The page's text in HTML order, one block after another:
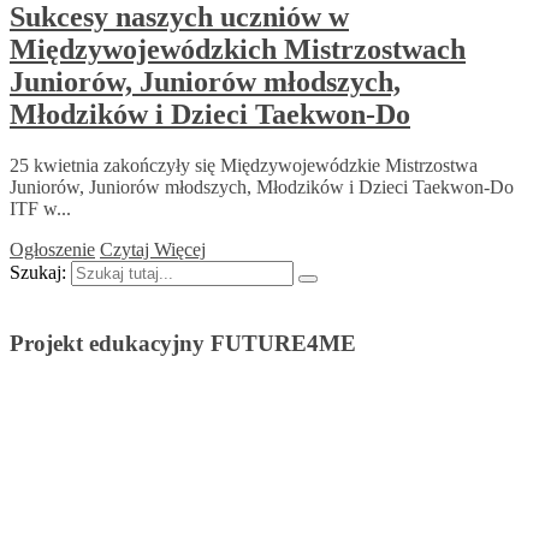
Sukcesy naszych uczniów w
Międzywojewódzkich Mistrzostwach
Juniorów, Juniorów młodszych,
Młodzików i Dzieci Taekwon-Do
25 kwietnia zakończyły się Międzywojewódzkie Mistrzostwa
Juniorów, Juniorów młodszych, Młodzików i Dzieci Taekwon-Do
ITF w...
Ogłoszenie Czytaj Więcej
Szukaj:
Projekt edukacyjny FUTURE4ME